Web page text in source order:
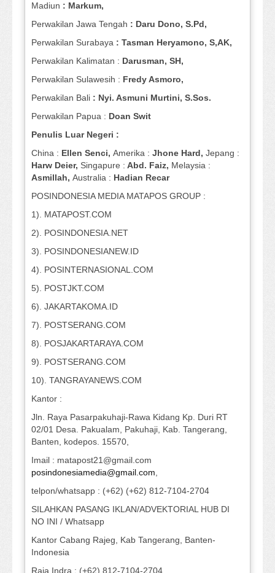
Madiun : Markum,
Perwakilan Jawa Tengah : Daru Dono, S.Pd,
Perwakilan Surabaya : Tasman Heryamono, S,AK,
Perwakilan Kalimatan : Darusman, SH,
Perwakilan Sulawesih : Fredy Asmoro,
Perwakilan Bali : Nyi. Asmuni Murtini, S.Sos.
Perwakilan Papua : Doan Swit
Penulis Luar Negeri :
China : Ellen Senci, Amerika : Jhone Hard, Jepang :
Harw Deier, Singapure : Abd. Faiz, Melaysia :
Asmillah, Australia : Hadian Recar
POSINDONESIA MEDIA MATAPOS GROUP :
1). MATAPOST.COM
2). POSINDONESIA.NET
3). POSINDONESIANEW.ID
4). POSINTERNASIONAL.COM
5). POSTJKT.COM
6). JAKARTAKOMA.ID
7). POSTSERANG.COM
8). POSJAKARTARAYA.COM
9). POSTSERANG.COM
10). TANGRAYANEWS.COM
Kantor :
Jln. Raya Pasarpakuhaji-Rawa Kidang Kp. Duri RT
02/01 Desa. Pakualam, Pakuhaji, Kab. Tangerang,
Banten, kodepos. 15570,
Imail : matapost21@gmail.com
posindonesiamedia@gmail.com,
telpon/whatsapp : (+62) (+62) 812-7104-2704
SILAHKAN PASANG IKLAN/ADVEKTORIAL HUB DI
NO INI / Whatsapp
Kantor Cabang Rajeg, Kab Tangerang, Banten-
Indonesia
Raja Indra : (+62) 812-7104-2704